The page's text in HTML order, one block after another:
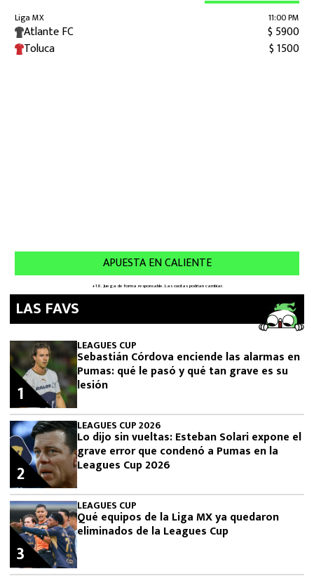
LAS FAVS
LEAGUES CUP
Sebastián Córdova enciende las alarmas en
Pumas: qué le pasó y qué tan grave es su
lesión
1
LEAGUES CUP 2026
Lo dijo sin vueltas: Esteban Solari expone el
grave error que condenó a Pumas en la
Leagues Cup 2026
2
LEAGUES CUP
Qué equipos de la Liga MX ya quedaron
eliminados de la Leagues Cup
3